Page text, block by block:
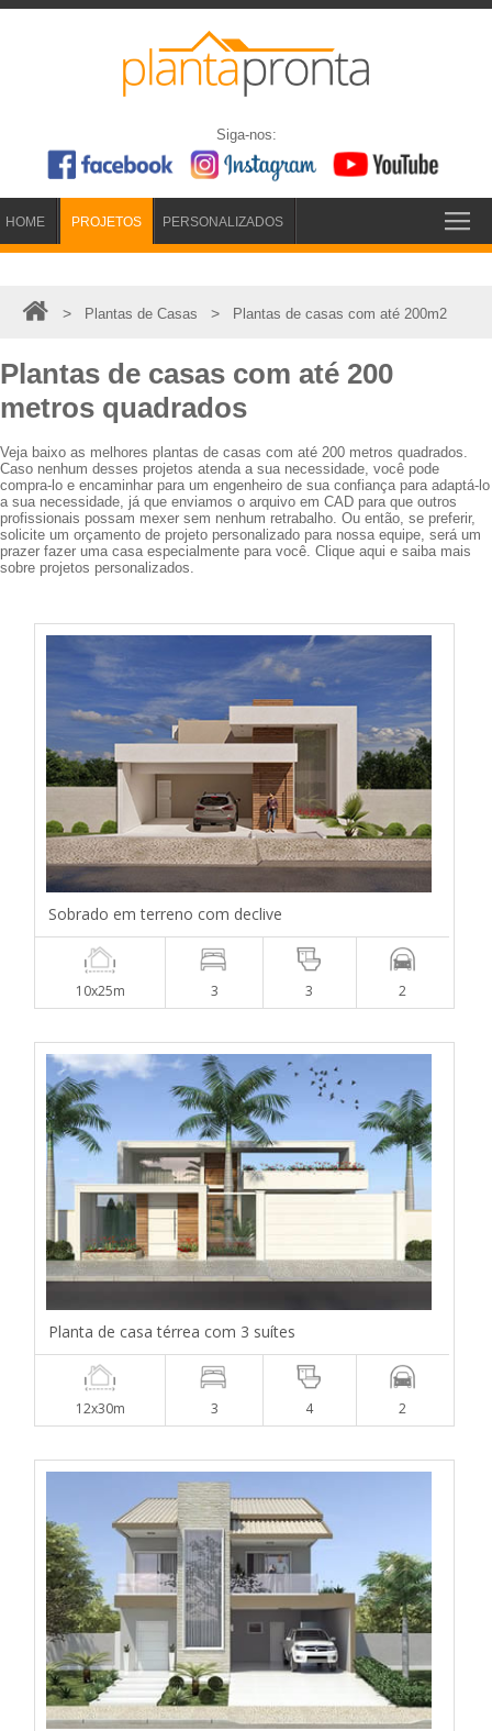
Siga-nos:
HOME PROJETOS PERSONALIZADOS
> Plantas de Casas > Plantas de casas com até 200m2
Plantas de casas com até 200
metros quadrados
Veja baixo as melhores plantas de casas com até 200 metros quadrados.
Caso nenhum desses projetos atenda a sua necessidade, você pode
compra-lo e encaminhar para um engenheiro de sua confiança para adaptá-lo
a sua necessidade, já que enviamos o arquivo em CAD para que outros
profissionais possam mexer sem nenhum retrabalho. Ou então, se preferir,
solicite um orçamento de projeto personalizado para nossa equipe, será um
prazer fazer uma casa especialmente para você. Clique aqui e saiba mais
sobre projetos personalizados.
Sobrado em terreno com declive
10x25m 3 3 2
Planta de casa térrea com 3 suítes
12x30m 3 4 2